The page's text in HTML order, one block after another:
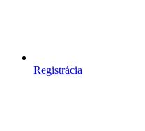
Registrácia